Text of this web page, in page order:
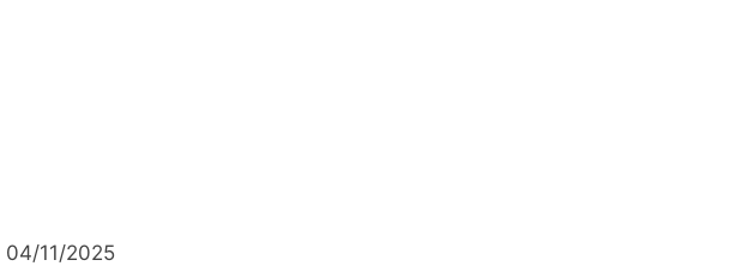
04/11/2025